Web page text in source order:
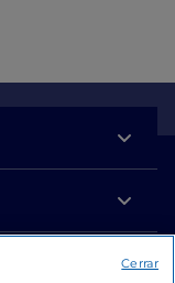
Cerrar